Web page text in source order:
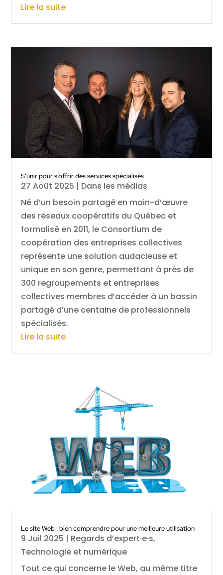
Lire la suite
S’unir pour s’offrir des services spécialisés
27 Août 2025 | Dans les médias
Né d’un besoin partagé en main-d’œuvre
des réseaux coopératifs du Québec et
formalisé en 2011, le Consortium de
coopération des entreprises collectives
représente une solution audacieuse et
unique en son genre, permettant à près de
300 regroupements et entreprises
collectives membres d’accéder à un bassin
partagé d’une centaine de professionnels
spécialisés.
Lire la suite
Le site Web : bien comprendre pour une meilleure utilisation
9 Juil 2025 | Regards d’expert·e·s,
Technologie et numérique
Tout ce qui concerne le Web, au même titre